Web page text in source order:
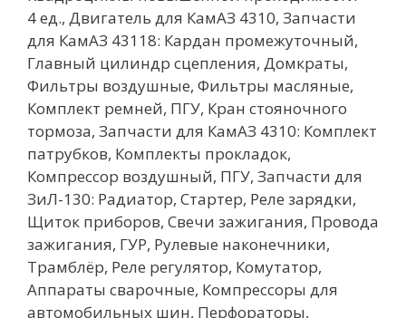
4 ед., Двигатель для КамАЗ 4310, Запчасти
для КамАЗ 43118: Кардан промежуточный,
Главный цилиндр сцепления, Домкраты,
Фильтры воздушные, Фильтры масляные,
Комплект ремней, ПГУ, Кран стояночного
тормоза, Запчасти для КамАЗ 4310: Комплект
патрубков, Комплекты прокладок,
Компрессор воздушный, ПГУ, Запчасти для
ЗиЛ-130: Радиатор, Стартер, Реле зарядки,
Щиток приборов, Свечи зажигания, Провода
зажигания, ГУР, Рулевые наконечники,
Трамблёр, Реле регулятор, Комутатор,
Аппараты сварочные, Компрессоры для
автомобильных шин, Перфораторы,